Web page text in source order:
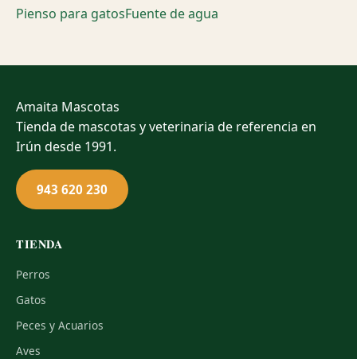
Pienso para gatosFuente de agua
Amaita Mascotas
Tienda de mascotas y veterinaria de referencia en
Irún desde 1991.
943 620 230
TIENDA
Perros
Gatos
Peces y Acuarios
Aves